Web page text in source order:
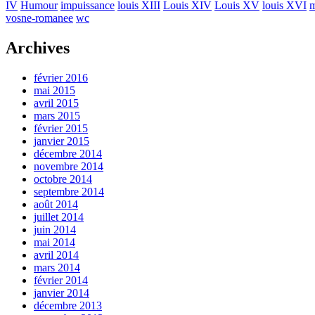
IV Humour impuissance louis XIII Louis XIV Louis XV louis XVI
vosne-romanee wc
Archives
février 2016
mai 2015
avril 2015
mars 2015
février 2015
janvier 2015
décembre 2014
novembre 2014
octobre 2014
septembre 2014
août 2014
juillet 2014
juin 2014
mai 2014
avril 2014
mars 2014
février 2014
janvier 2014
décembre 2013